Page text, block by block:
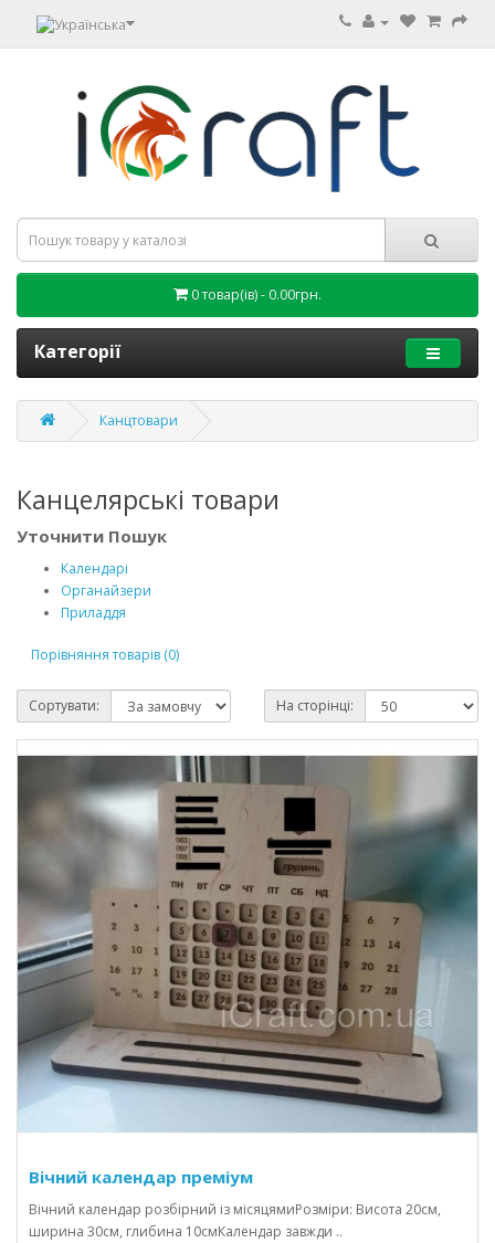
0 товар(ів) - 0.00грн.
Категорії
Канцтовари
Канцелярські товари
Уточнити Пошук
Календарі
Органайзери
Приладдя
Порівняння товарів (0)
Сортувати: На сторінці:
Вічний календар преміум
Вічний календар розбірний із місяцямиРозміри: Висота 20см,
ширина 30см, глибина 10смКалендар завжди ..